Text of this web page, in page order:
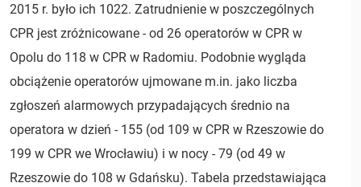
2015 r. było ich 1022. Zatrudnienie w poszczególnych
CPR jest zróżnicowane - od 26 operatorów w CPR w
Opolu do 118 w CPR w Radomiu. Podobnie wygląda
obciążenie operatorów ujmowane m.in. jako liczba
zgłoszeń alarmowych przypadających średnio na
operatora w dzień - 155 (od 109 w CPR w Rzeszowie do
199 w CPR we Wrocławiu) i w nocy - 79 (od 49 w
Rzeszowie do 108 w Gdańsku). Tabela przedstawiająca